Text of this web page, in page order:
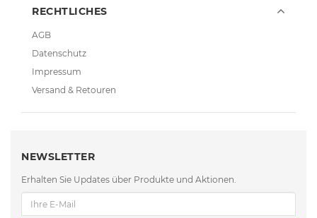
RECHTLICHES
AGB
Datenschutz
Impressum
Versand & Retouren
NEWSLETTER
Erhalten Sie Updates über Produkte und Aktionen.